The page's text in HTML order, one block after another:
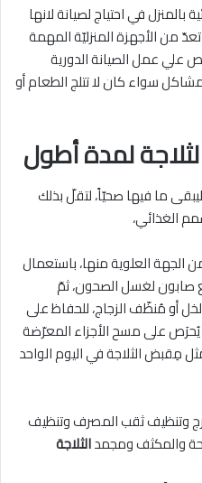
بالمنزل في احتياج لصيانة لانها
من الأجهزة المنزليّة المهمة
علي عمل الصيانة الدورية
سواء كان لا تتلج الطعام أو
لمدة أطول
ما فيها صحيّاً، لتقلّ بذلك
الغذائي،
الجهة العلوية منها، باستعمال
لغسل الصحون، ثمّ
أو مُنظّف الزجاج، للحفاظ على
يُحرَص على مسح الأجزاء المعرّضة
مِقبض الثلاجة في اليوم الواحد
وتنظيف ثقب المصرف وتنظيف
والمكثف ومجمدالثلاجة